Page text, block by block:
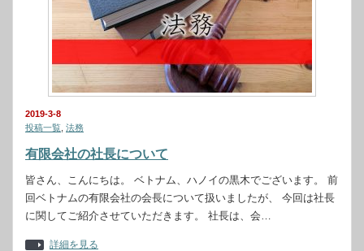
2019-3-8
投稿一覧 法務
有限会社の社長について
皆さん、こんにちは。 ベトナム、ハノイの黒木でございます。 前
回ベトナムの有限会社の会長について扱いましたが、 今回は社長
に関してご紹介させていただきます。 社長は、会…
詳細を見る